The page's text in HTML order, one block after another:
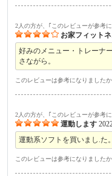
2人の方が、｢このレビューが参考
お家フィット
好みのメニュー・トレーナ
さながら。
このレビューは参考になりましたか
2人の方が、｢このレビューが参考
運動します
運動系ソフトを買いまし.た
このレビューは参考になりましたか